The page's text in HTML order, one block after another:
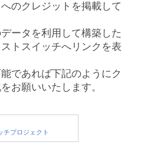
のクレジットを掲載して
ータを利用して構築した
トスイッチへリンクを表
であれば下記のようにク
お願いいたします。